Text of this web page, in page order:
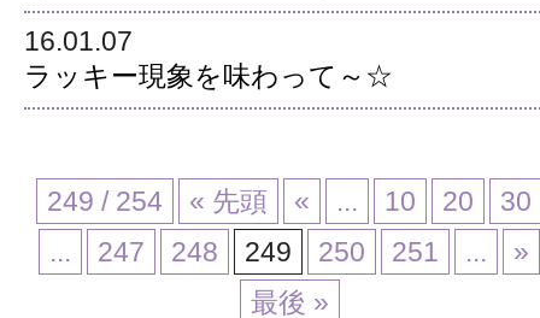
16.01.07
ラッキー現象を味わって～☆
249 / 254 « 先頭 « ... 10 20
30
...
247 248 249 250 251 ...
»
最後 »